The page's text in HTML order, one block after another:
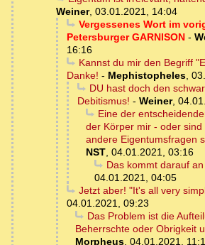
Weiner, 03.01.2021, 14:04
Vergessenes Wort im
Petersburger GARNISON -
16:16
Kannst du mir den Begriff
Danke! - Mephistopheles,
DU hast doch den
Debitismus! - Weiner,
Eine der
der Körper mir - oder
andere Eigentumsfragen
NST, 04.01.2021, 03:16
Das kommt darauf an
04.01.2021, 04:05
Jetzt aber! "It's all very
04.01.2021, 09:23
Das Problem ist die
Beherrschte oder Obrigkeit
Morpheus, 04.01.2021,